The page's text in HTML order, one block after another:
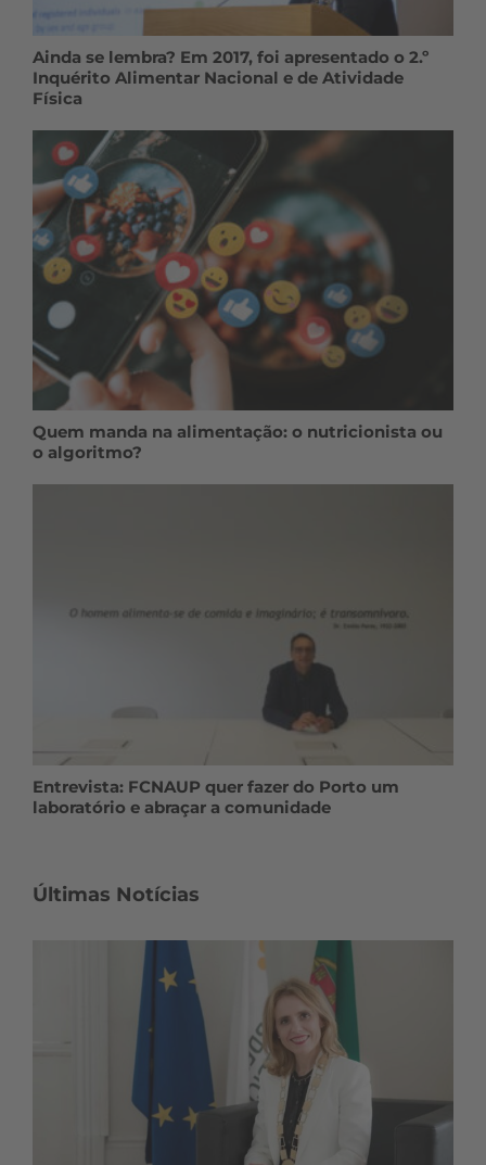
Ainda se lembra? Em 2017, foi apresentado o 2.º
Inquérito Alimentar Nacional e de Atividade
Física
Quem manda na alimentação: o nutricionista ou
o algoritmo?
Entrevista: FCNAUP quer fazer do Porto um
laboratório e abraçar a comunidade
Últimas Notícias